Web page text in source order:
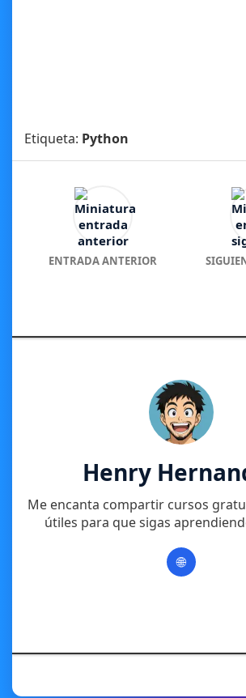
Etiqueta: Python
ENTRADA ANTERIOR
Henry
Me encanta compartir cursos
útiles para que sigas
🌐